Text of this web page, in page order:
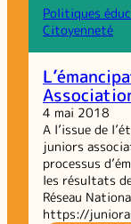
Politiques
Citoyenneté
4 mai 2018
A l’issue de
juniors
processus
les résultats
Réseau
https://